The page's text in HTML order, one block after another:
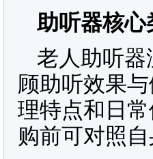
助听器核心
老人助听器
顾助听效果
理特点和日
购前可对照